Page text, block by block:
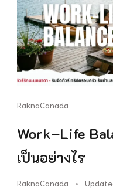
RaknaCanada
Work–Life
เป็นอย่างไร
RaknaCanada